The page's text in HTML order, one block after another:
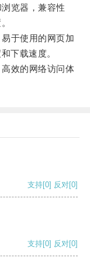
览器，兼容性
于使用的网页加
下载速度。
效的网络访问体
支持[0] 反对[0]
支持[0] 反对[0]